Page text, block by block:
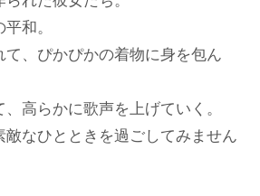
和。
、ぴかぴかの着物に身を包ん
高らかに歌声を上げていく。
なひとときを過ごしてみません